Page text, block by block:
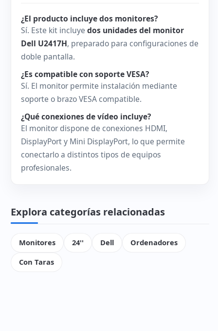
¿El producto incluye dos monitores?
Sí. Este kit incluye dos unidades del monitor
Dell U2417H, preparado para configuraciones de
doble pantalla.
¿Es compatible con soporte VESA?
Sí. El monitor permite instalación mediante
soporte o brazo VESA compatible.
¿Qué conexiones de vídeo incluye?
El monitor dispone de conexiones HDMI,
DisplayPort y Mini DisplayPort, lo que permite
conectarlo a distintos tipos de equipos
profesionales.
Explora categorías relacionadas
Monitores 24'' Dell
Ordenadores
Con Taras